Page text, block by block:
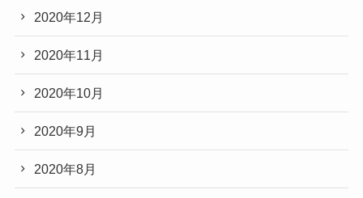
2020年12月
2020年11月
2020年10月
2020年9月
2020年8月